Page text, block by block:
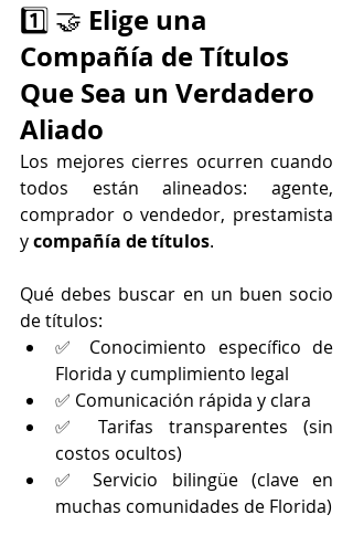
1️⃣ 🤝 Elige una
Compañía de Títulos
Que Sea un Verdadero
Aliado
Los mejores cierres ocurren cuando
todos están alineados: agente,
comprador o vendedor, prestamista
y compañía de títulos.
Qué debes buscar en un buen socio
de títulos:
✅ Conocimiento específico de
Florida y cumplimiento legal
✅ Comunicación rápida y clara
✅ Tarifas transparentes (sin
costos ocultos)
✅ Servicio bilingüe (clave en
muchas comunidades de Florida)